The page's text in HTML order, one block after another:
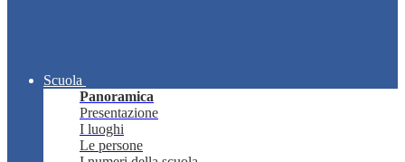
Scuola
Panoramica
Presentazione
I luoghi
Le persone